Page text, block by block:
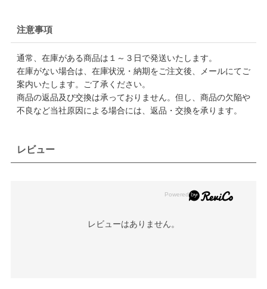
注意事項
通常、在庫がある商品は１～３日で発送いたします。
在庫がない場合は、在庫状況・納期をご注文後、メールにてご
案内いたします。ご了承ください。
商品の返品及び交換は承っておりません。但し、商品の欠陥や
不良など当社原因による場合には、返品・交換を承ります。
レビュー
レビューはありません。